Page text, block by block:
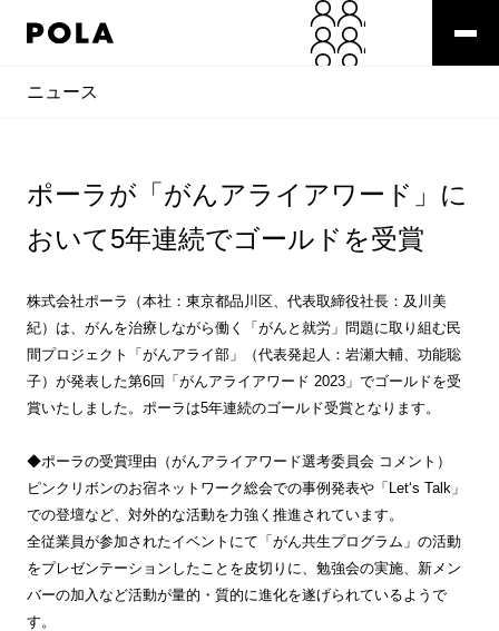
ニュース
ポーラが「がんアライアワード」に
おいて5年連続でゴールドを受賞
株式会社ポーラ（本社：東京都品川区、代表取締役社長：及川美
紀）は、がんを治療しながら働く「がんと就労」問題に取り組む民
間プロジェクト「がんアライ部」（代表発起人：岩瀬大輔、功能聡
子）が発表した第6回「がんアライアワード 2023」でゴールドを受
賞いたしました。ポーラは5年連続のゴールド受賞となります。
◆ポーラの受賞理由（がんアライアワード選考委員会 コメント）
ピンクリボンのお宿ネットワーク総会での事例発表や「Let‘s Talk」
での登壇など、対外的な活動を力強く推進されています。
全従業員が参加されたイベントにて「がん共生プログラム」の活動
をプレゼンテーションしたことを皮切りに、勉強会の実施、新メン
バーの加入など活動が量的・質的に進化を遂げられているようで
す。